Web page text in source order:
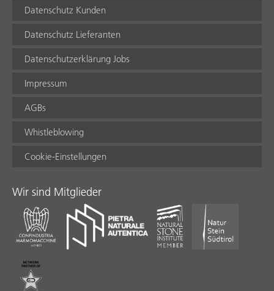
Datenschutz Kunden
Datenschutz Lieferanten
Datenschutzerklärung Jobs
Impressum
AGBs
Whistleblowing
Cookie-Einstellungen
Wir sind Mitglieder